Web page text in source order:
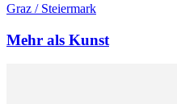
Graz / Steiermark
Mehr als Kunst